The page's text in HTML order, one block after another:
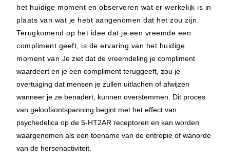
het huidige moment en observeren wat er werkelijk is in
plaats van wat je hebt aangenomen dat het zou zijn.
Terugkomend op het idee dat je een vreemde een
compliment geeft, is de ervaring van het huidige
moment van Je ziet dat de vreemdeling je compliment
waardeert en je een compliment teruggeeft,zou je
overtuiging dat mensen je zullen uitlachen of afwijzen
wanneer je ze benadert, kunnen overstemmen. Dit proces
van geloofsontspanning begint met het effect van
psychedelica op de 5-HT2AR receptoren en kan worden
waargenomen als een toename van de entropie of wanorde
van de hersenactiviteit.